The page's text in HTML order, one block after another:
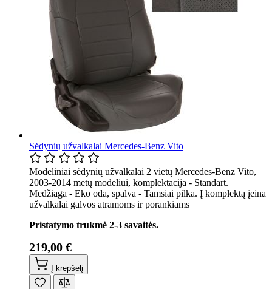
Sėdynių užvalkalai Mercedes-Benz Vito
Modeliniai sėdynių užvalkalai 2 vietų Mercedes-Benz Vito,
2003-2014 metų modeliui, komplektacija - Standart.
Medžiaga - Eko oda, spalva - Tamsiai pilka. Į komplektą įeina
užvalkalai galvos atramoms ir porankiams
Pristatymo trukmė 2-3 savaitės.
219,00 €
Į krepšelį